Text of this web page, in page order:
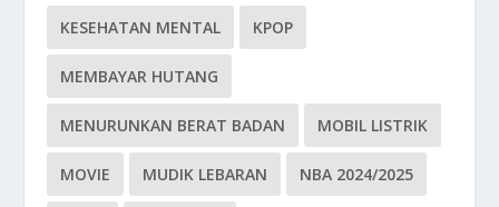
KESEHATAN MENTAL KPOP
MEMBAYAR HUTANG
MENURUNKAN BERAT BADAN MOBIL LISTRIK
MOVIE MUDIK LEBARAN NBA 2024/2025